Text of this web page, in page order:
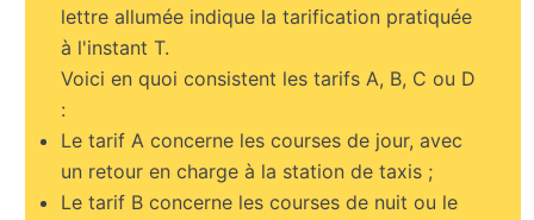
lettre allumée indique la tarification pratiquée
à l'instant T.
Voici en quoi consistent les tarifs A, B, C ou D
:
Le tarif A concerne les courses de jour, avec
un retour en charge à la station de taxis ;
Le tarif B concerne les courses de nuit ou le